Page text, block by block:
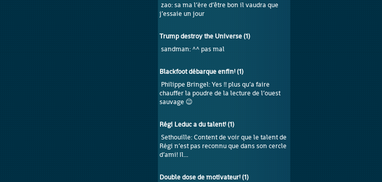
zao: sa ma l’ère d’être bon il vaudra que
j’essaie un jour
Trump destroy the Universe(1)
sandman: ^^ pas mal
Blackfoot débarque enfin!(1)
Philippe Bringel: Yes !! plus qu’a faire
chauffer la poudre de la lecture de l’ouest
sauvage 😉
Régi Leduc a du talent!(1)
Sethouille: Content de voir que le talent de
Régi n’est pas reconnu que dans son cercle
d’ami! Il...
Double dose de motivateur!(1)